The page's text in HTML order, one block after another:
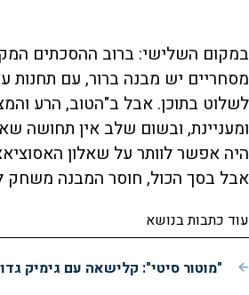
במקום השלישי: ברוב ההסכתים
מסחריים יש מבנה ברור, עם תחנות
לשלוט בתוכן. אבל ב"הטוב, הרע
ומעניינת, ובשום שלב אין תחושה
היה אפשר לוותר על שאלון
אבל בסך הכול, חוסר המבנה משחק
עוד כתבות בנושא
"מוטור סיטי": קלישאה עם גימיק